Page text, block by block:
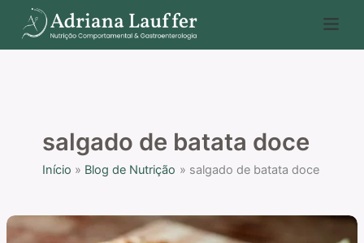
para
o
salgado de batata doce
Início Blog de Nutrição salgado de batata doce
Receita
P
e
s
a